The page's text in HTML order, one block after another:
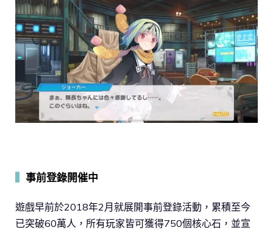
事前登錄開催中
遊戲早前於2018年2月就展開事前登錄活動，累積至今
已突破60萬人，所有玩家皆可獲得750個核心石，並宣